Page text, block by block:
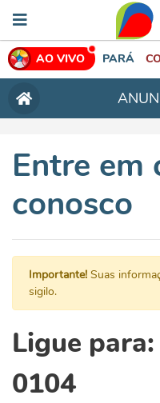
AO VIVO PARÁ
Entre em
conosco
Importante! Suas
sigilo.
Ligue
0104